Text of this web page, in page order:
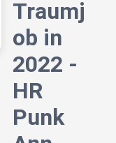
Traumj
ob in
2022 -
HR
Punk